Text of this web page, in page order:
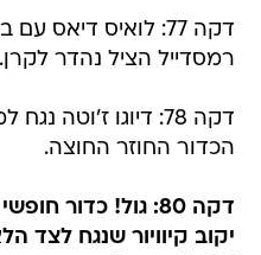
דקה 77: לואיס
רמסדייל הציל נהדר לקרן.
דקה 78: דיוגו ז'וטה
הכדור החוזר החוצה.
דקה 80: גול! כדור
יקוב קיוויור שנגח לצד